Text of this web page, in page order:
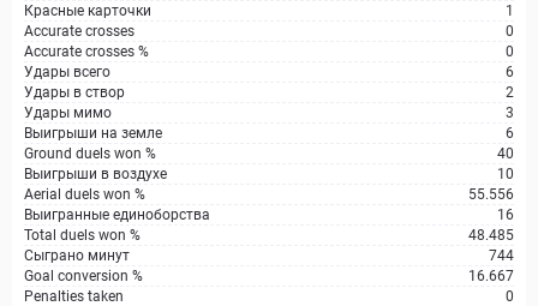
Красные карточки
1
Accurate crosses
0
Accurate crosses %
0
Удары всего
6
Удары в створ
2
Удары мимо
3
Выигрыши на земле
6
Ground duels won %
40
Выигрыши в воздухе
10
Aerial duels won %
55.556
Выигранные единоборства
16
Total duels won %
48.485
Сыграно минут
744
Goal conversion %
16.667
Penalties taken
0